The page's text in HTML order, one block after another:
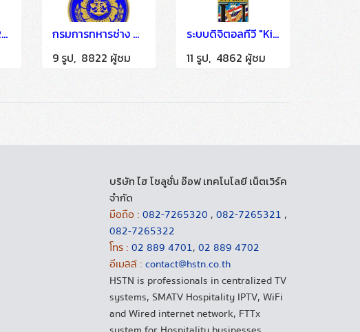
ระบบดิจิตอลทีวี "Royal Thai Army Radio and Television" ติดตั้งโดย HSTN
กรมการทหารช่าง ค่ายภาณุรังษี จ.ราชบุรี
9 รูป, 8822 ผู้ชม
ระบบดิจิตอลทีวี "King Narai Military Camp Lopburi" ติดตั้งโดย HSTN
11 รูป, 4862 ผู้ชม
บริษัท ไฮ โซลูชั่น อ๊อฟ เทคโนโลยี เน็ตเวิร์ค
จำกัด
มือถือ : 082-7265320 , 082-7265321 ,
082-7265322
โทร : 02 889 4701, 02 889 4702
อีเมลล์ : contact@hstn.co.th
HSTN is professionals in centralized TV
systems, SMATV Hospitality IPTV, WiFi
and Wired internet network, FTTx